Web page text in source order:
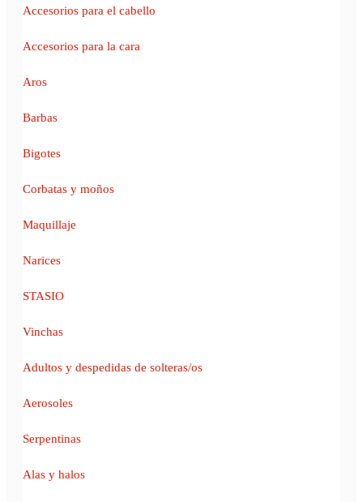
Accesorios para el cabello
Accesorios para la cara
Aros
Barbas
Bigotes
Corbatas y moños
Maquillaje
Narices
STASIO
Vinchas
Adultos y despedidas de solteras/os
Aerosoles
Serpentinas
Alas y halos